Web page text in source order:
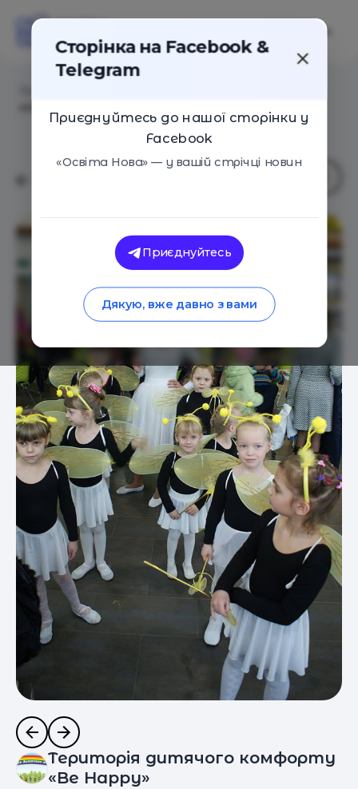
Територія дитячого комфорту
«Be Happy»
Сторінка на Facebook &
Telegram
Приєднуйтесь до нашої сторінки у
Facebook
«Освіта Нова» — у вашій стрічці новин
Приєднуйтесь
Дякую, вже давно з вами